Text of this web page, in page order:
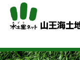
Skip